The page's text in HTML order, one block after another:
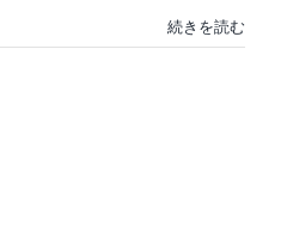
続きを読む